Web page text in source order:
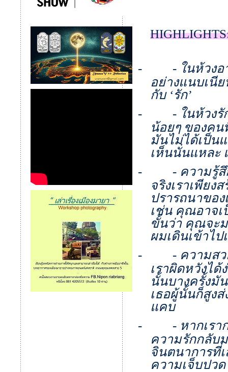
- - ในห้วง
อย่างแนบเนี
กับ ‘รัก’
- - ในห้วง
น้อยๆ ของค
มันไม่ได้เป็น
เห็นนั่นแหละ
- - ความรู้สึ
จริงเราเพีย
ปรารถนาขอ
เช่น คุณอาจ
ขั้นว่า คุณจะ
ผมเดินเข้าไป
- - ความส
เราผิดหวังได้
นั้นบางครั้งมั
เธอผู้นั้นก็สูง
แคบ
- - หากเรา
ความรักกลับ
จินตนาการที่
ความเจ็บปวด